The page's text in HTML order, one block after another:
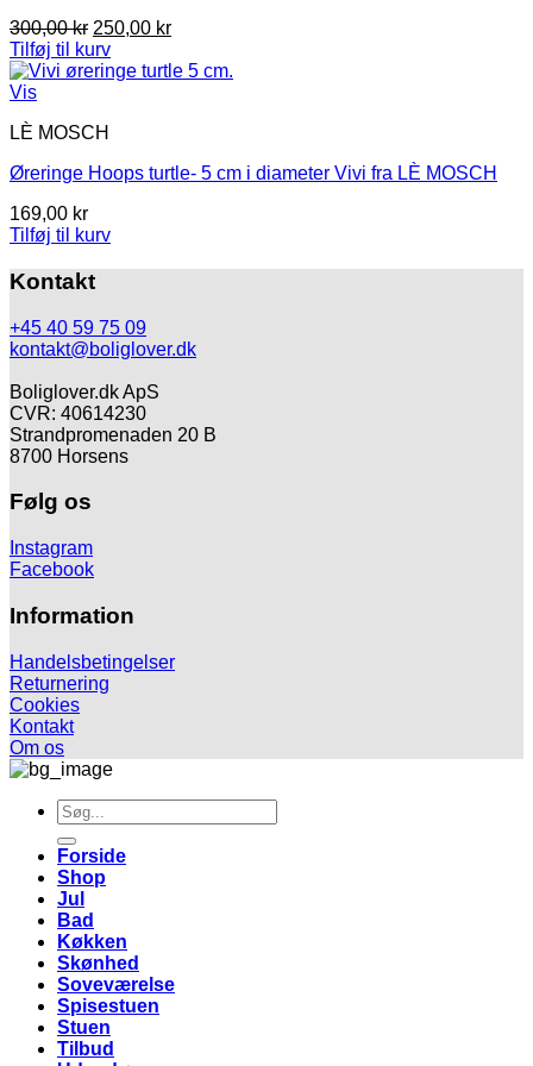
300,00kr Den
oprindelige
pris
250,00 krDen
pris
Tilføj til kurv
Vis
LÈ MOSCH
Øreringe Hoops turtle- 5 cm i diameter Vivi fra LÈ MOSCH
169,00 kr
Tilføj til kurv
Kontakt
+45 40 59 75 09
kontakt@boliglover.dk
Boliglover.dk ApS
CVR: 40614230
Strandpromenaden 20 B
8700 Horsens
Følg os
Instagram
Facebook
Information
Handelsbetingelser
Returnering
Cookies
Kontakt
Om os
Søg
efter:
Forside
Shop
Jul
Bad
Køkken
Skønhed
Soveværelse
Spisestuen
Stuen
Tilbud